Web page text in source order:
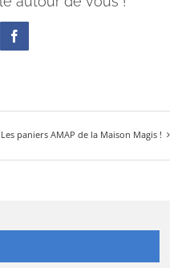
Facebook
Les paniers AMAP de la Maison Magis !